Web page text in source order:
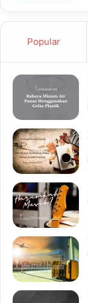
Popular